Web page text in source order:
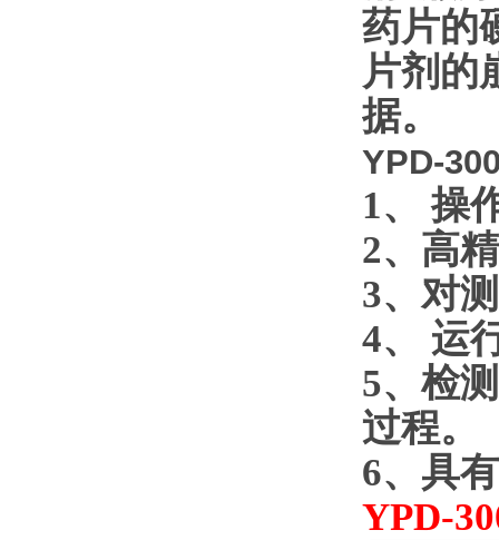
药片的
片剂的
据。
YPD-
1、
操
2、高
3、对
4、
运
5、检
过程。
6、具
YPD-